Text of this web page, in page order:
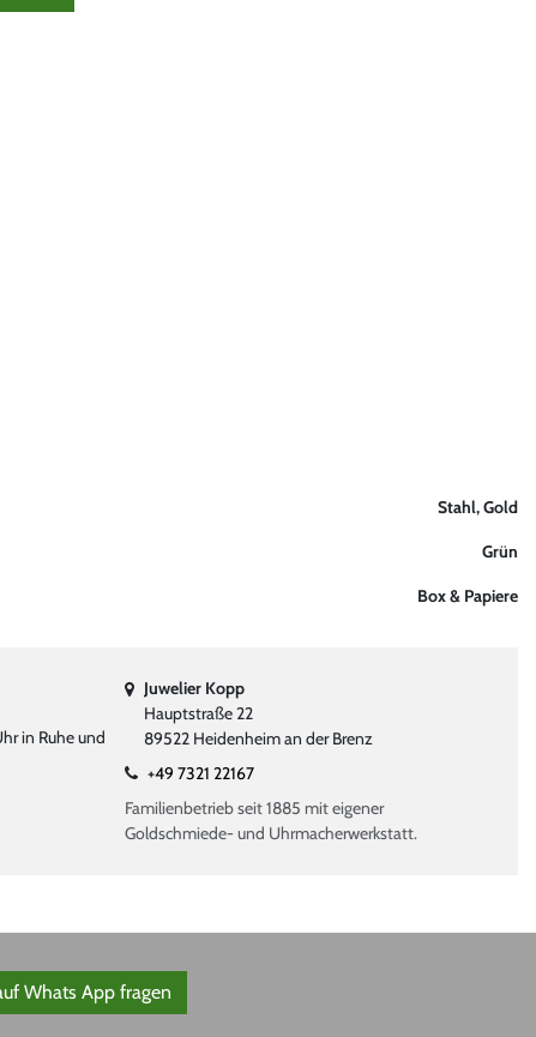
Stahl, Gold
Grün
Box & Papiere
in Ruhe und
Juwelier Kopp
Hauptstraße 22
89522 Heidenheim an der Brenz
+49 7321 22167
Familienbetrieb seit 1885 mit eigener
Goldschmiede- und Uhrmacherwerkstatt.
Whats App fragen